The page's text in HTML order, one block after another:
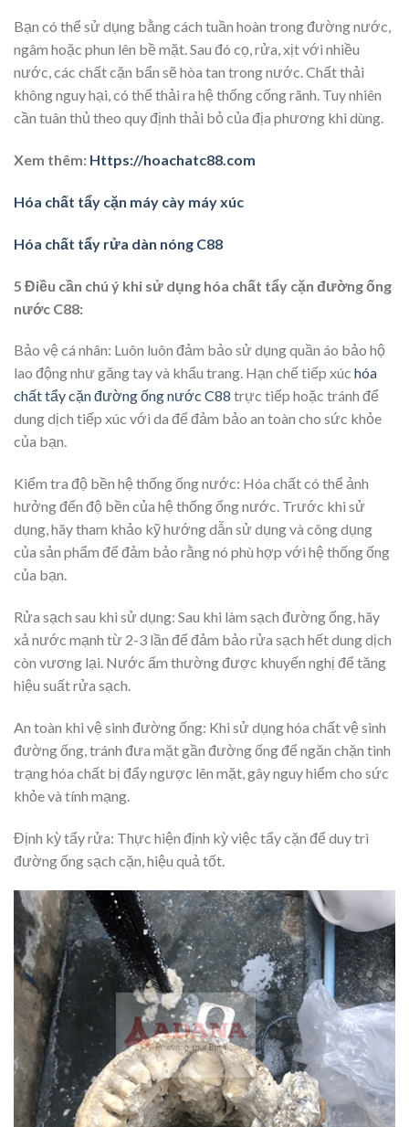
Bạn có thể sử dụng bằng cách tuần hoàn trong đường nước,
ngâm hoặc phun lên bề mặt. Sau đó cọ, rửa, xịt với nhiều
nước, các chất cặn bẩn sẽ hòa tan trong nước. Chất thải
không nguy hại, có thể thải ra hệ thống cống rãnh. Tuy nhiên
cần tuân thủ theo quy định thải bỏ của địa phương khi dùng.
Xem thêm: Https://hoachatc88.com
Hóa chất tẩy cặn máy cày máy xúc
Hóa chất tẩy rửa dàn nóng C88
5 Điều cần chú ý khi sử dụng hóa chất tẩy cặn đường ống
nước C88:
Bảo vệ cá nhân: Luôn luôn đảm bảo sử dụng quần áo bảo hộ
lao động như găng tay và khẩu trang. Hạn chế tiếp xúc hóa
chất tẩy cặn đường ống nước C88 trực tiếp hoặc tránh để
dung dịch tiếp xúc với da để đảm bảo an toàn cho sức khỏe
của bạn.
Kiểm tra độ bền hệ thống ống nước: Hóa chất có thể ảnh
hưởng đến độ bền của hệ thống ống nước. Trước khi sử
dụng, hãy tham khảo kỹ hướng dẫn sử dụng và công dụng
của sản phẩm để đảm bảo rằng nó phù hợp với hệ thống ống
của bạn.
Rửa sạch sau khi sử dụng: Sau khi làm sạch đường ống, hãy
xả nước mạnh từ 2-3 lần để đảm bảo rửa sạch hết dung dịch
còn vương lại. Nước ấm thường được khuyến nghị để tăng
hiệu suất rửa sạch.
An toàn khi vệ sinh đường ống: Khi sử dụng hóa chất vệ sinh
đường ống, tránh đưa mặt gần đường ống để ngăn chặn tình
trạng hóa chất bị đẩy ngược lên mặt, gây nguy hiểm cho sức
khỏe và tính mạng.
Định kỳ tẩy rửa: Thực hiện định kỳ việc tẩy cặn để duy trì
đường ống sạch cặn, hiệu quả tốt.